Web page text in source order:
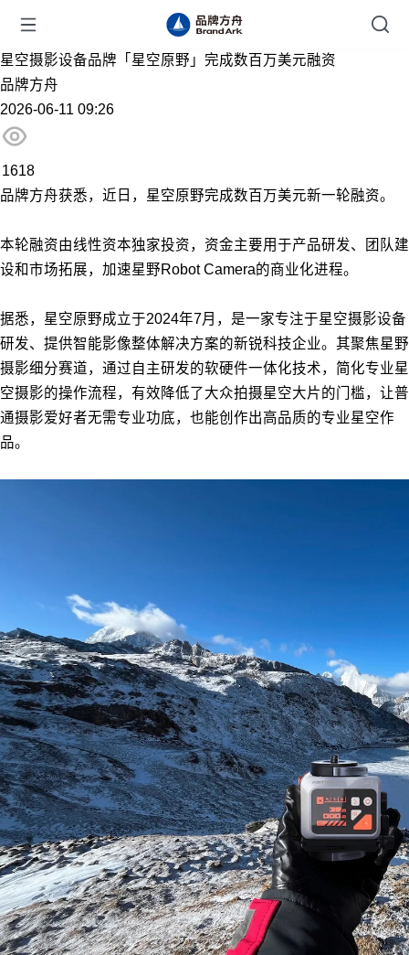
星空摄影设备品牌「星空原野」完成数百万美元融资
品牌方舟
2026-06-11 09:26
1618
品牌方舟获悉，近日，星空原野完成数百万美元新一轮融资。
本轮融资由线性资本独家投资，资金主要用于产品研发、团队建
设和市场拓展，加速星野Robot Camera的商业化进程。
据悉，星空原野成立于2024年7月，是一家专注于星空摄影设备
研发、提供智能影像整体解决方案的新锐科技企业。其聚焦星野
摄影细分赛道，通过自主研发的软硬件一体化技术，简化专业星
空摄影的操作流程，有效降低了大众拍摄星空大片的门槛，让普
通摄影爱好者无需专业功底，也能创作出高品质的专业星空作
品。